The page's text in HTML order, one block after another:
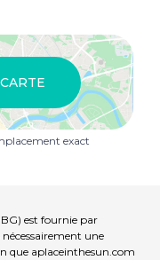
exact
est fournie par
une
que aplaceinthesun.com